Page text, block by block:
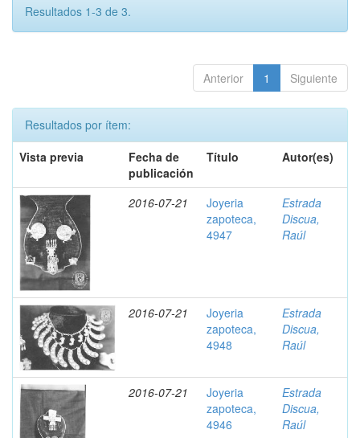
Resultados 1-3 de 3.
Anterior 1 Siguiente
Resultados por ítem:
Vista previa
Fecha de
publicación
Título Autor(es)
2016-07-21
Joyeria
zapoteca,
4947
Estrada
Discua,
Raúl
2016-07-21
Joyeria
zapoteca,
4948
Estrada
Discua,
Raúl
2016-07-21
Joyeria
zapoteca,
4946
Estrada
Discua,
Raúl